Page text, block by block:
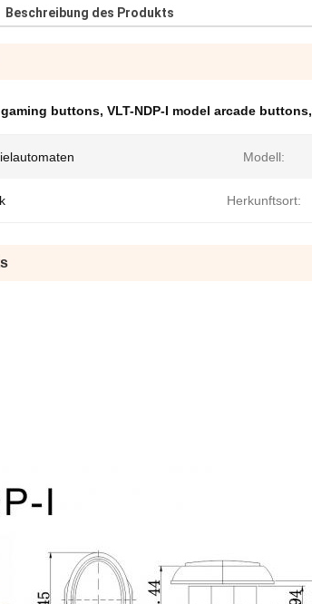
Beschreibung des Produkts
gaming buttons, VLT-NDP-I model arcade buttons,
Modell:
Herkunftsort: